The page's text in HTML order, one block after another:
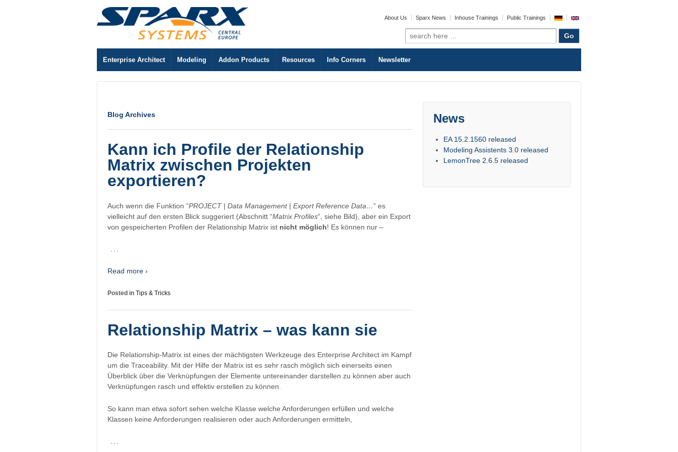
About Us Sparx News Inhouse Trainings Public Trainings
Search
for:
Enterprise Architect Modeling Addon Products Resources Info Corners Newsletter
Blog Archives
Kann ich Profile der Relationship
Matrix zwischen Projekten
exportieren?
Auch wenn die Funktion “PROJECT | Data Management | Export Reference Data…” es
vielleicht auf den ersten Blick suggeriert (Abschnitt “Matrix Profiles“, siehe Bild), aber ein Export
von gespeicherten Profilen der Relationship Matrix ist nicht möglich! Es können nur –
…
Read more ›
Posted in Tips & Tricks
Relationship Matrix – was kann sie
Die Relationship-Matrix ist eines der mächtigsten Werkzeuge des Enterprise Architect im Kampf
um die Traceability. Mit der Hilfe der Matrix ist es sehr rasch möglich sich einerseits einen
Überblick über die Verknüpfungen der Elemente untereinander darstellen zu können aber auch
Verknüpfungen rasch und effektiv erstellen zu können.
So kann man etwa sofort sehen welche Klasse welche Anforderungen erfüllen und welche
Klassen keine Anforderungen realisieren oder auch Anforderungen ermitteln,
…
News
EA 15.2.1560 released
Modeling Assistents 3.0 released
LemonTree 2.6.5 released